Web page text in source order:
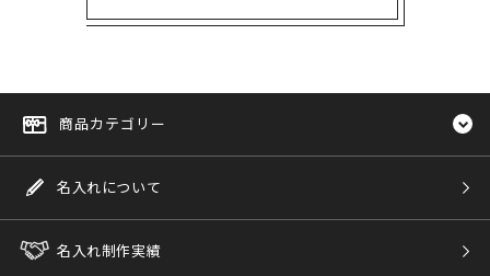
商品カテゴリー
名入れについて
名入れ制作実績